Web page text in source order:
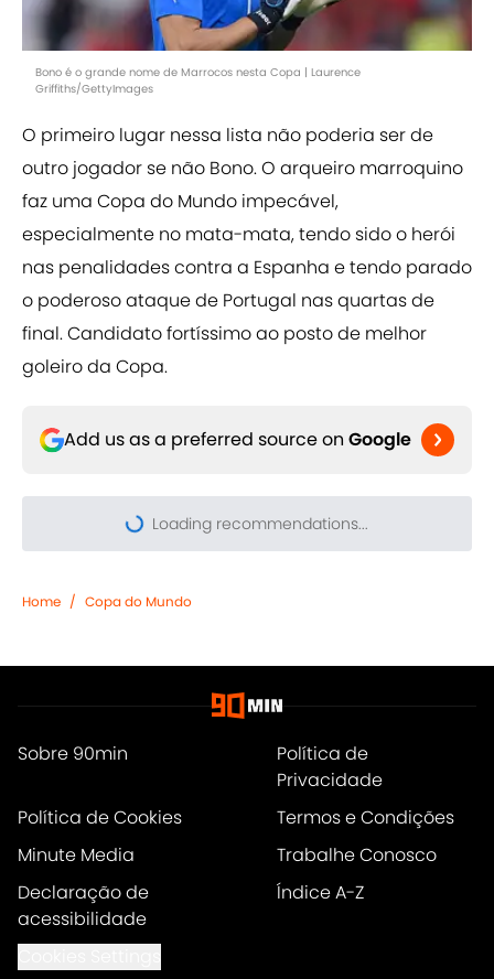
Bono é o grande nome de Marrocos nesta Copa | Laurence
Griffiths/GettyImages
O primeiro lugar nessa lista não poderia ser de
outro jogador se não Bono. O arqueiro marroquino
faz uma Copa do Mundo impecável,
especialmente no mata-mata, tendo sido o herói
nas penalidades contra a Espanha e tendo parado
o poderoso ataque de Portugal nas quartas de
final. Candidato fortíssimo ao posto de melhor
goleiro da Copa.
Add us as a preferred source on Google
Loading recommendations...
Please wait while we load
Home / Copa do Mundo
Sobre 90min
Política de
Privacidade
Política de Cookies
Termos e Condições
Minute Media
Trabalhe Conosco
Declaração de
acessibilidade
Índice A-Z